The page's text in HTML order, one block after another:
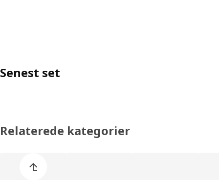
Senest set
Relaterede kategorier